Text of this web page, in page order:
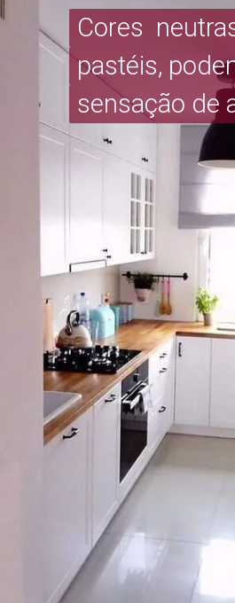
Cores
pastéis,
sensação de
Cores
pastéis,
sensação de